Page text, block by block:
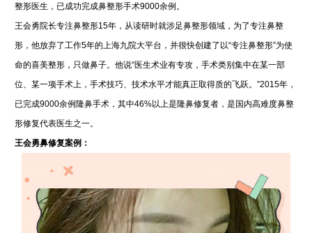
整形医生，已成功完成鼻整形手术9000余例。
王会勇院长专注鼻整形15年，从读研时就涉足鼻整形领域，为了专注鼻整
形，他放弃了工作5年的上海九院大平台，并很快创建了以“专注鼻整形”为使
命的喜美整形，只做鼻子。他说“医生术业有专攻，手术类别集中在某一部
位、某一项手术上，手术技巧、技术水平才能真正取得质的飞跃。”2015年，
已完成9000余例隆鼻手术，其中46%以上是隆鼻修复者，是国内高难度鼻整
形修复代表医生之一。
王会勇鼻修复案例：